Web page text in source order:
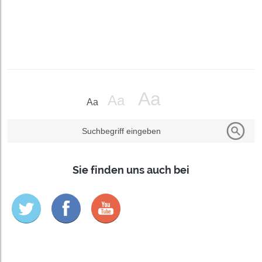
Suchbegriff eingeben
Sie finden uns auch bei